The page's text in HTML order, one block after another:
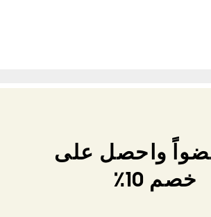
واحصل على
خصم 10٪